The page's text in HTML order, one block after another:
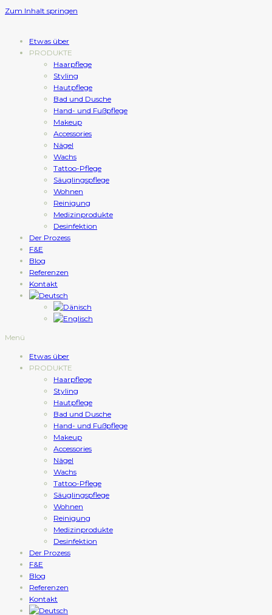
Zum Inhalt springen
Etwas über
PRODUKTE
Haarpflege
Styling
Hautpflege
Bad und Dusche
Hand- und Fußpflege
Makeup
Accessories
Nägel
Wachs
Tattoo-Pflege
Säuglingspflege
Wohnen
Reinigung
Medizinprodukte
Desinfektion
Der Prozess
F&E
Blog
Referenzen
Kontakt
Menü
Etwas über
PRODUKTE
Haarpflege
Styling
Hautpflege
Bad und Dusche
Hand- und Fußpflege
Makeup
Accessories
Nägel
Wachs
Tattoo-Pflege
Säuglingspflege
Wohnen
Reinigung
Medizinprodukte
Desinfektion
Der Prozess
F&E
Blog
Referenzen
Kontakt